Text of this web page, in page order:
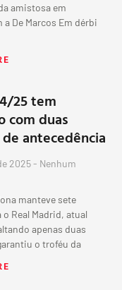
amistosa em
a De Marcos Em dérbi
25 tem
com duas
antecedência
2025 Nenhum
manteve sete
Real Madrid, atual
apenas duas
o troféu da